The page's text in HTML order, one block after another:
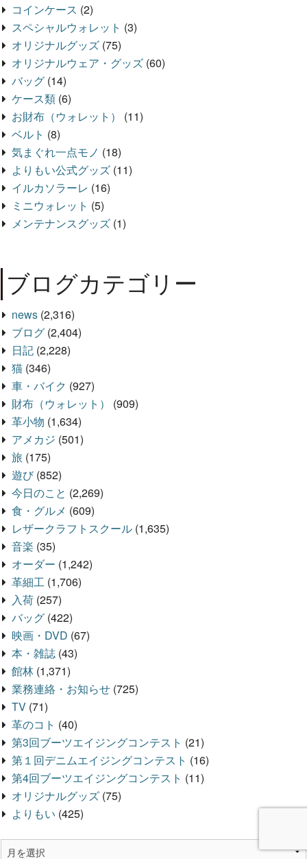
コインケース (2)
スペシャルウォレット (3)
オリジナルグッズ (75)
オリジナルウェア・グッズ (60)
バッグ (14)
ケース類 (6)
お財布（ウォレット）
(11)
ベルト (8)
気まぐれ一点モノ (18)
よりもい公式グッズ (11)
イルカソラーレ (16)
ミニウォレット (5)
メンテナンスグッズ (1)
ブログカテゴリー
news (2,316)
ブログ (2,404)
日記 (2,228)
猫 (346)
車・バイク (927)
財布（ウォレット）
(909)
革小物 (1,634)
アメカジ (501)
旅 (175)
遊び(852)
今日のこと (2,269)
食・グルメ (609)
レザークラフトスクール (1,635)
音楽 (35)
オーダー (1,242)
革細工 (1,706)
入荷 (257)
バッグ (422)
映画・DVD (67)
本・雑誌 (43)
館林 (1,371)
業務連絡・お知らせ (725)
TV (71)
革のコト (40)
第3回ブーツエイジングコンテスト (21)
第１回デニムエイジングコンテスト (16)
第4回ブーツエイジングコンテスト (11)
オリジナルグッズ (75)
よりもい (425)